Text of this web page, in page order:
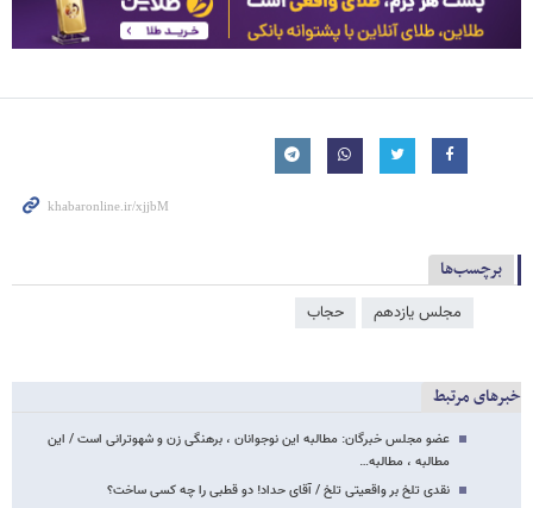
برچسب‌ها
مجلس یازدهم حجاب
خبرهای مرتبط
عضو مجلس خبرگان: مطالبه این نوجوانان ، برهنگی زن و شهوترانی است / این
مطالبه ، مطالبه…
نقدی تلخ بر واقعیتی تلخ / آقای حداد! دو قطبی را چه کسی ساخت؟